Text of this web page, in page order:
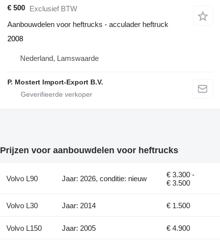
€ 500 Exclusief BTW
Aanbouwdelen voor heftrucks - acculader heftruck
2008
Nederland, Lamswaarde
P. Mostert Import-Export B.V.
Prijzen voor aanbouwdelen voor heftrucks
Volvo L90 Jaar: 2026, conditie: nieuw
€ 3.300 -
€ 3.500
Volvo L30 Jaar: 2014 € 1.500
Volvo L150 Jaar: 2005 € 4.900